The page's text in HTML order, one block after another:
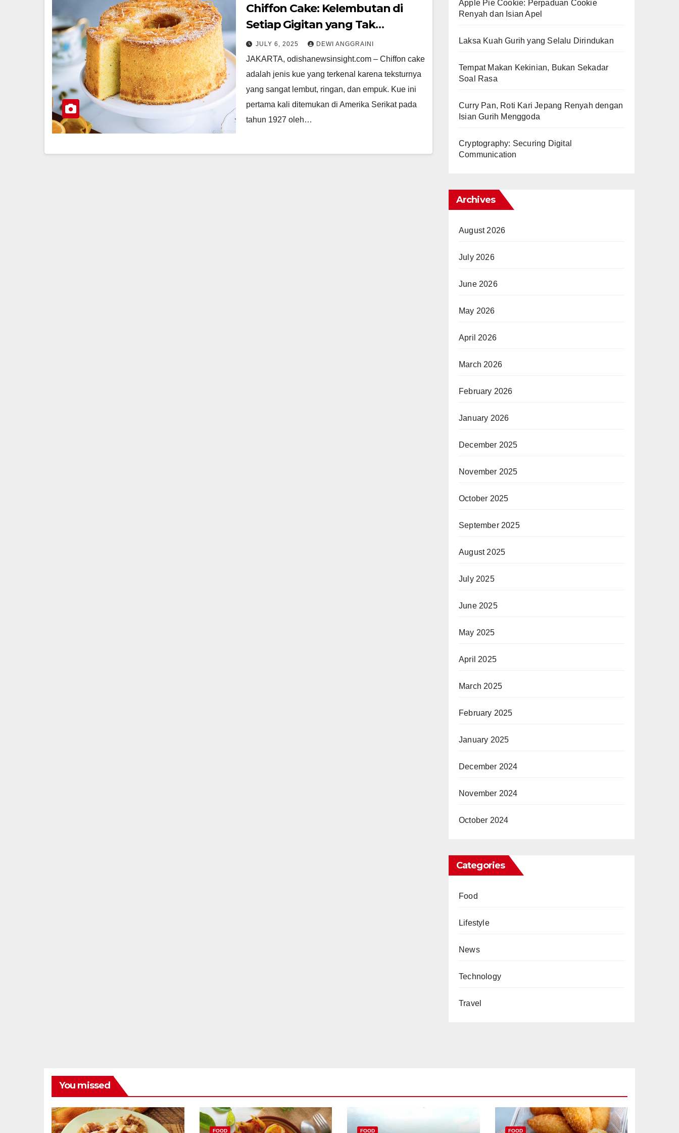
Chiffon Cake: Kelembutan di
Setiap Gigitan yang Tak
Tergantikan
JULY 6, 2025 DEWI ANGGRAINI
JAKARTA, odishanewsinsight.com – Chiffon cake
adalah jenis kue yang terkenal karena teksturnya
yang sangat lembut, ringan, dan empuk. Kue ini
pertama kali ditemukan di Amerika Serikat pada
tahun 1927 oleh…
Apple Pie Cookie: Perpaduan Cookie
Renyah dan Isian Apel
Laksa Kuah Gurih yang Selalu Dirindukan
Tempat Makan Kekinian, Bukan Sekadar
Soal Rasa
Curry Pan, Roti Kari Jepang Renyah dengan
Isian Gurih Menggoda
Cryptography: Securing Digital
Communication
Archives
August 2026
July 2026
June 2026
May 2026
April 2026
March 2026
February 2026
January 2026
December 2025
November 2025
October 2025
September 2025
August 2025
July 2025
June 2025
May 2025
April 2025
March 2025
February 2025
January 2025
December 2024
November 2024
October 2024
Categories
Food
Lifestyle
News
Technology
Travel
You missed
FOOD FOOD FOOD